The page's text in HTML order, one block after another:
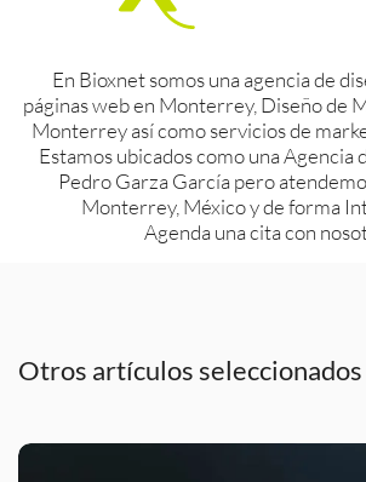
En Bioxnet somos una agencia de
páginas web en Monterrey, Diseño de
Monterrey así como servicios de
Estamos ubicados como una Agencia
Pedro Garza García pero
Monterrey, México y de forma
Agenda una cita con
Otros artículos